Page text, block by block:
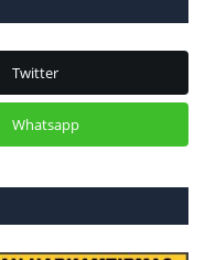
Twitter
Whatsapp